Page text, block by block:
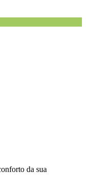
da sua